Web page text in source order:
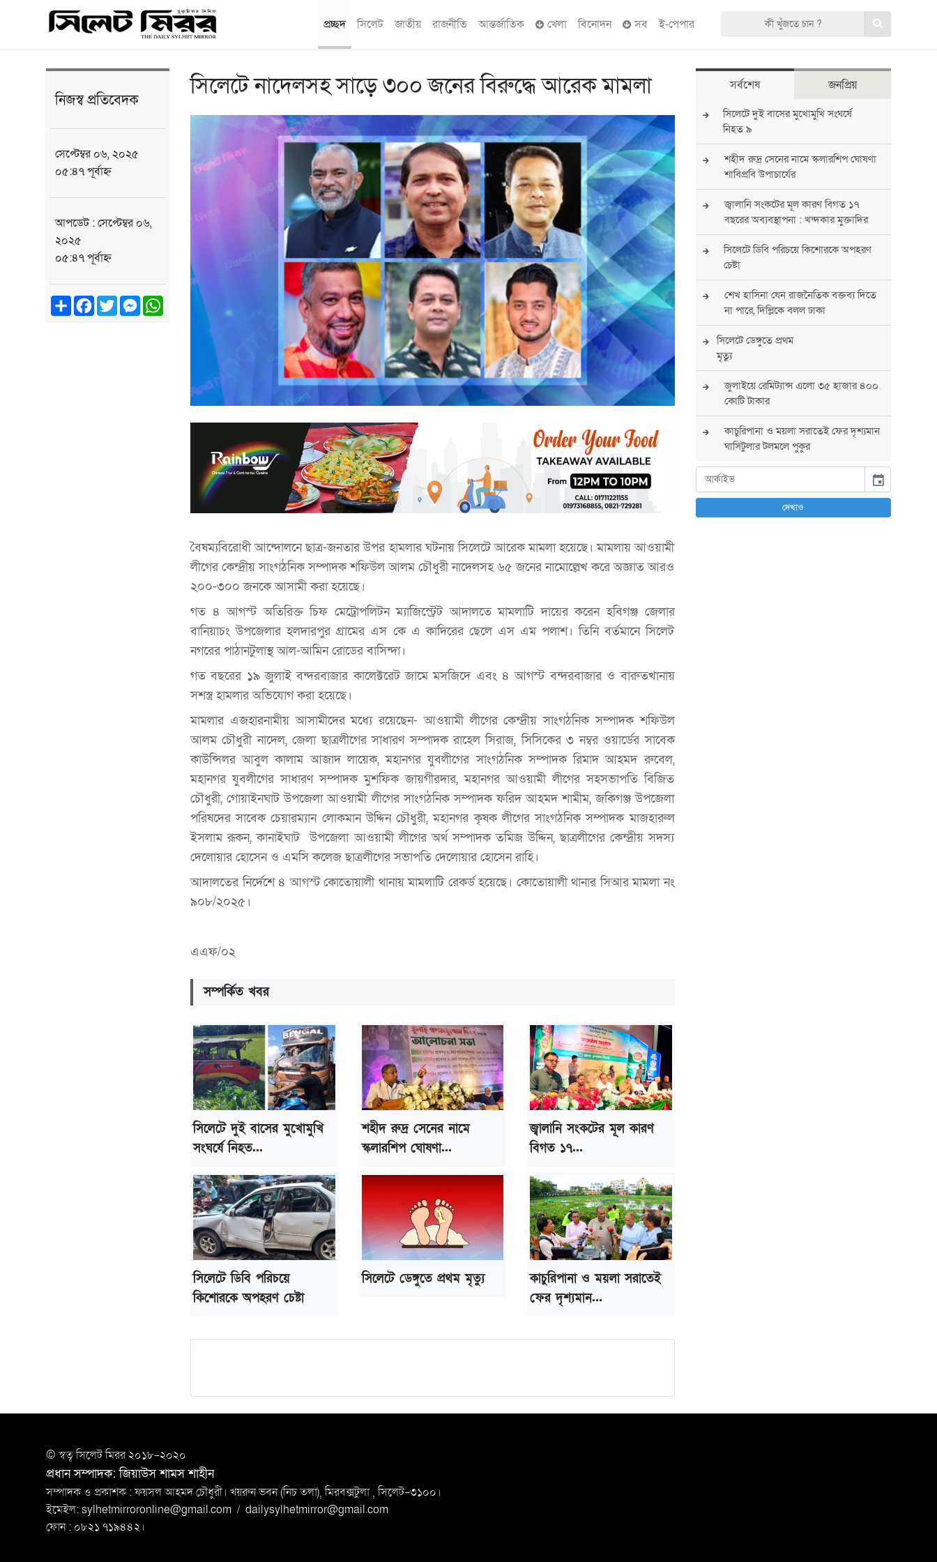
প্রচ্ছদ সিলেট জাতীয় রাজনীতি আন্তর্জাতিক খেলা বিনোদন সব ই-পেপার
নিজস্ব প্রতিবেদক
সেপ্টেম্বর ০৬, ২০২৫
০৫:৪৭ পূর্বাহ্ন
আপডেট : সেপ্টেম্বর ০৬,
২০২৫
০৫:৪৭ পূর্বাহ্ন
ShareFacebook
TwitterMessengerWhatsApp
সিলেটে নাদেলসহ সাড়ে ৩০০ জনের বিরুদ্ধে আরেক মামলা
বৈষম্যবিরোধী আন্দোলনে ছাত্র-জনতার উপর হামলার ঘটনায় সিলেটে আরেক মামলা হয়েছে। মামলায় আওয়ামী
লীগের কেন্দ্রীয় সাংগঠনিক সম্পাদক শফিউল আলম চৌধুরী নাদেলসহ ৬৫ জনের নামোল্লেখ করে অজ্ঞাত আরও
২০০-৩০০ জনকে আসামী করা হয়েছে।
গত ৪ আগস্ট অতিরিক্ত চিফ মেট্রোপলিটন ম্যাজিস্ট্রেট আদালতে মামলাটি দায়ের করেন হবিগঞ্জ জেলার
বানিয়াচং উপজেলার হলদারপুর গ্রামের এস কে এ কাদিরের ছেলে এস এম পলাশ। তিনি বর্তমানে সিলেট
নগরের পাঠানটুলাস্থ আল-আমিন রোডের বাসিন্দা।
গত বছরের ১৯ জুলাই বন্দরবাজার কালেক্টরেট জামে মসজিদে এবং ৪ আগস্ট বন্দরবাজার ও বারুতখানায়
সশস্ত্র হামলার অভিযোগ করা হয়েছে।
মামলার এজহারনামীয় আসামীদের মধ্যে রয়েছেন- আওয়ামী লীগের কেন্দ্রীয় সাংগঠনিক সম্পাদক শফিউল
আলম চৌধুরী নাদেল, জেলা ছাত্রলীগের সাধারণ সম্পাদক রাহেল সিরাজ, সিসিকের ৩ নম্বর ওয়ার্ডের সাবেক
কাউন্সিলর আবুল কালাম আজাদ লায়েক, মহানগর যুবলীগের সাংগঠনিক সম্পাদক রিমাদ আহমদ রুবেল,
মহানগর যুবলীগের সাধারণ সম্পাদক মুশফিক জায়গীরদার, মহানগর আওয়ামী লীগের সহসভাপতি বিজিত
চৌধুরী, গোয়াইনঘাট উপজেলা আওয়ামী লীগের সাংগঠনিক সম্পাদক ফরিদ আহমদ শামীম, জকিগঞ্জ উপজেলা
পরিষদের সাবেক চেয়ারম্যান লোকমান উদ্দিন চৌধুরী, মহানগর কৃষক লীগের সাংগঠনিক সম্পাদক মাজহারুল
ইসলাম রূকন, কানাইঘাট উপজেলা আওয়ামী লীগের অর্থ সম্পাদক তমিজ উদ্দিন, ছাত্রলীগের কেন্দ্রীয় সদস্য
দেলোয়ার হোসেন ও এমসি কলেজ ছাত্রলীগের সভাপতি দেলোয়ার হোসেন রাহি।
আদালতের নির্দেশে ৪ আগস্ট কোতোয়ালী থানায় মামলাটি রেকর্ড হয়েছে। কোতোয়ালী থানার সিআর মামলা নং
৯০৮/২০২৫।
এএফ/০২
সম্পর্কিত খবর
সিলেটে দুই বাসের মুখোমুখি
সংঘর্ষে নিহত...
শহীদ রুদ্র সেনের নামে
স্কলারশিপ ঘোষণা...
জ্বালানি সংকটের মূল কারণ
বিগত ১৭...
সিলেটে ডিবি পরিচয়ে
কিশোরকে অপহরণ চেষ্টা
সিলেটে ডেঙ্গুতে প্রথম মৃত্যু
কাচুরিপানা ও ময়লা সরাতেই
ফের দৃশ্যমান...
সর্বশেষ জনপ্রিয়
সিলেটে দুই বাসের মুখোমুখি সংঘর্ষে
নিহত ৯
শহীদ রুদ্র সেনের নামে স্কলারশিপ ঘোষণা
শাবিপ্রবি উপাচার্যের
জ্বালানি সংকটের মূল কারণ বিগত ১৭
বছরের অব্যবস্থাপনা : খন্দকার মুক্তাদির
সিলেটে ডিবি পরিচয়ে কিশোরকে অপহরণ
চেষ্টা
শেখ হাসিনা যেন রাজনৈতিক বক্তব্য দিতে
না পারে, দিল্লিকে বলল ঢাকা
সিলেটে ডেঙ্গুতে প্রথম
মৃত্যু
জুলাইয়ে রেমিট্যান্স এলো ৩৫ হাজার ৪০০
কোটি টাকার
কাচুরিপানা ও ময়লা সরাতেই ফের দৃশ্যমান
ঘাসিটুলার টলমলে পুকুর
সারা দেশে সর্বোচ্চ সতর্কতা জারি
পুলিশের
বিএনপির রাষ্ট্রপতি প্রার্থী চূড়ান্ত করবেন
event
দেখাও
© স্বত্ব সি‌লেট মিরর ২০১৮-২০২০
প্রধান সম্পাদক: জিয়াউস শামস শাহীন
সম্পাদক ও প্রকাশক : ফয়সল আহমদ চৌধুরী। খয়রুন ভবন (নিচ তলা), মিরবক্সটুলা ,সি‌লেট-৩১০০।
ইমেইল:sylhetmirroronline@gmail.com / dailysylhetmirror@gmail.com
ফোন : ০৮২১ ৭১৯৪৪২।